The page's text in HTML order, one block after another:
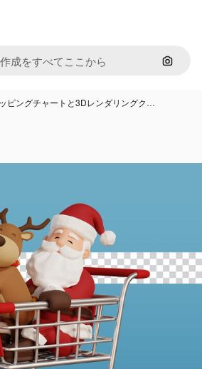
画像で
ピングチャートと3Dレンダリングク…